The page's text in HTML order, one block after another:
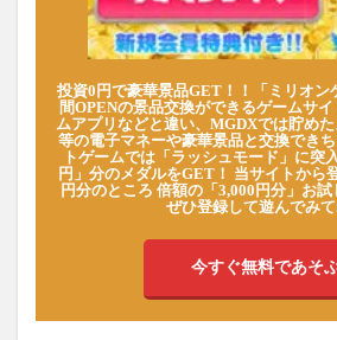
投資0円で豪華景品GET！！「ミリオン
間OPENの景品交換ができるゲームサ
ムアプリなどと違い、MGDXでは貯めた
等の電子マネーや豪華景品と交換でき
トゲームでは「ラッシュモード」に突
円」分のメダルをGET！ 当サイトから
円分のところ 倍額の「3,000円分」お試
ぜひ登録して遊んでみて
今すぐ無料であそ